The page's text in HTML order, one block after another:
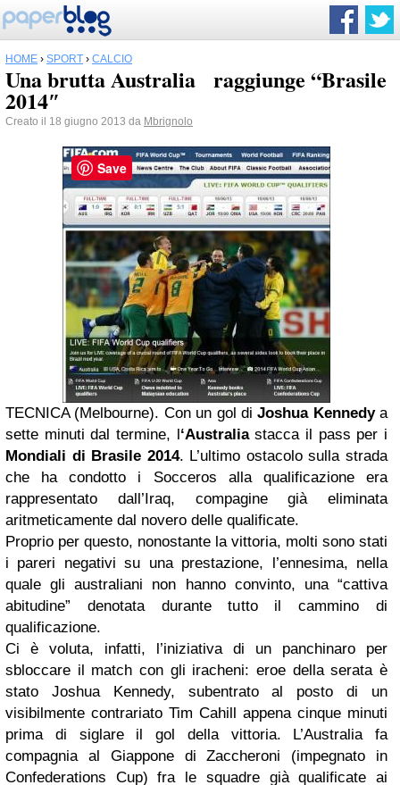
HOME › SPORT › CALCIO
Una brutta Australia raggiunge “Brasile
2014″
Creato il 18 giugno 2013 da Mbrignolo
TECNICA (Melbourne). Con un gol diJoshua Kennedya
sette minuti dal termine, l‘Australiastacca il pass per i
Mondiali di Brasile 2014. L’ultimo ostacolo sulla strada
che ha condotto i Socceros alla qualificazione era
rappresentato dall’Iraq, compagine già eliminata
aritmeticamente dal novero delle qualificate.
Proprio per questo, nonostante la vittoria, molti sono stati
i pareri negativi su una prestazione, l’ennesima, nella
quale gli australiani non hanno convinto, una “cattiva
abitudine” denotata durante tutto il cammino di
qualificazione.
Ci è voluta, infatti, l’iniziativa di un panchinaro per
sbloccare il match con gli iracheni: eroe della serata è
stato Joshua Kennedy, subentrato al posto di un
visibilmente contrariato Tim Cahill appena cinque minuti
prima di siglare il gol della vittoria. L’Australia fa
compagnia al Giappone di Zaccheroni (impegnato in
Confederations Cup) fra le squadre già qualificate ai
Save